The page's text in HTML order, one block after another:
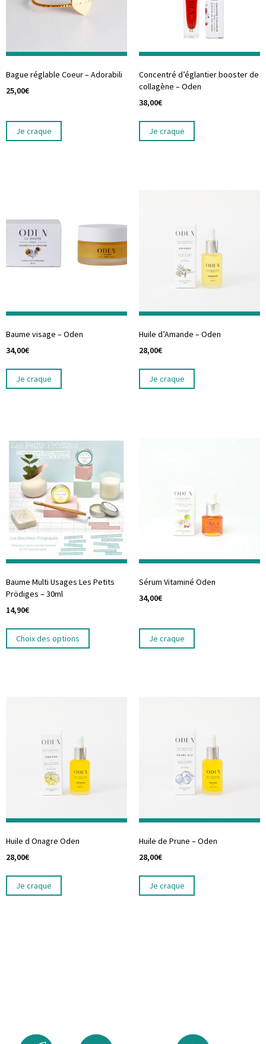
Bague réglable Coeur – Adorabili
25,00€
Je craque
Concentré d’églantier booster de
collagène – Oden
38,00€
Je craque
Baume visage – Oden
34,00€
Je craque
Huile d’Amande – Oden
28,00€
Je craque
Baume Multi Usages Les Petits
Prödiges – 30ml
14,90€
Choix des options
Sérum Vitaminé Oden
34,00€
Je craque
Huile d Onagre Oden
28,00€
Je craque
Huile de Prune – Oden
28,00€
Je craque